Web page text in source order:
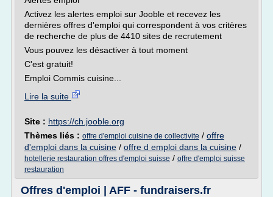
Activez les alertes emploi sur Jooble et recevez les
dernières offres d'emploi qui correspondent à vos critères
de recherche de plus de 4410 sites de recrutement
Vous pouvez les désactiver à tout moment
C'est gratuit!
Emploi Commis cuisine...
Lire la suite
Site : https://ch.jooble.org
Thèmes liés : offre d'emploi cuisine de collectivite / offre
d'emploi dans la cuisine / offre d emploi dans la cuisine /
hotellerie restauration offres d'emploi suisse / offre d'emploi suisse
restauration
Offres d'emploi | AFF - fundraisers.fr